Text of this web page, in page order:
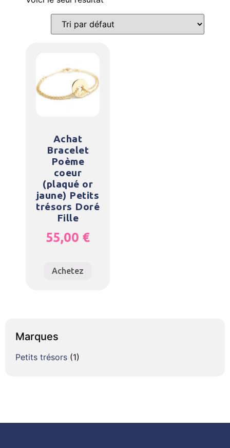
Achat
Bracelet
Poème
coeur
(plaqué or
jaune) Petits
trésors Doré
Fille
55,00 €
Achetez
Marques
Petits trésors (1)